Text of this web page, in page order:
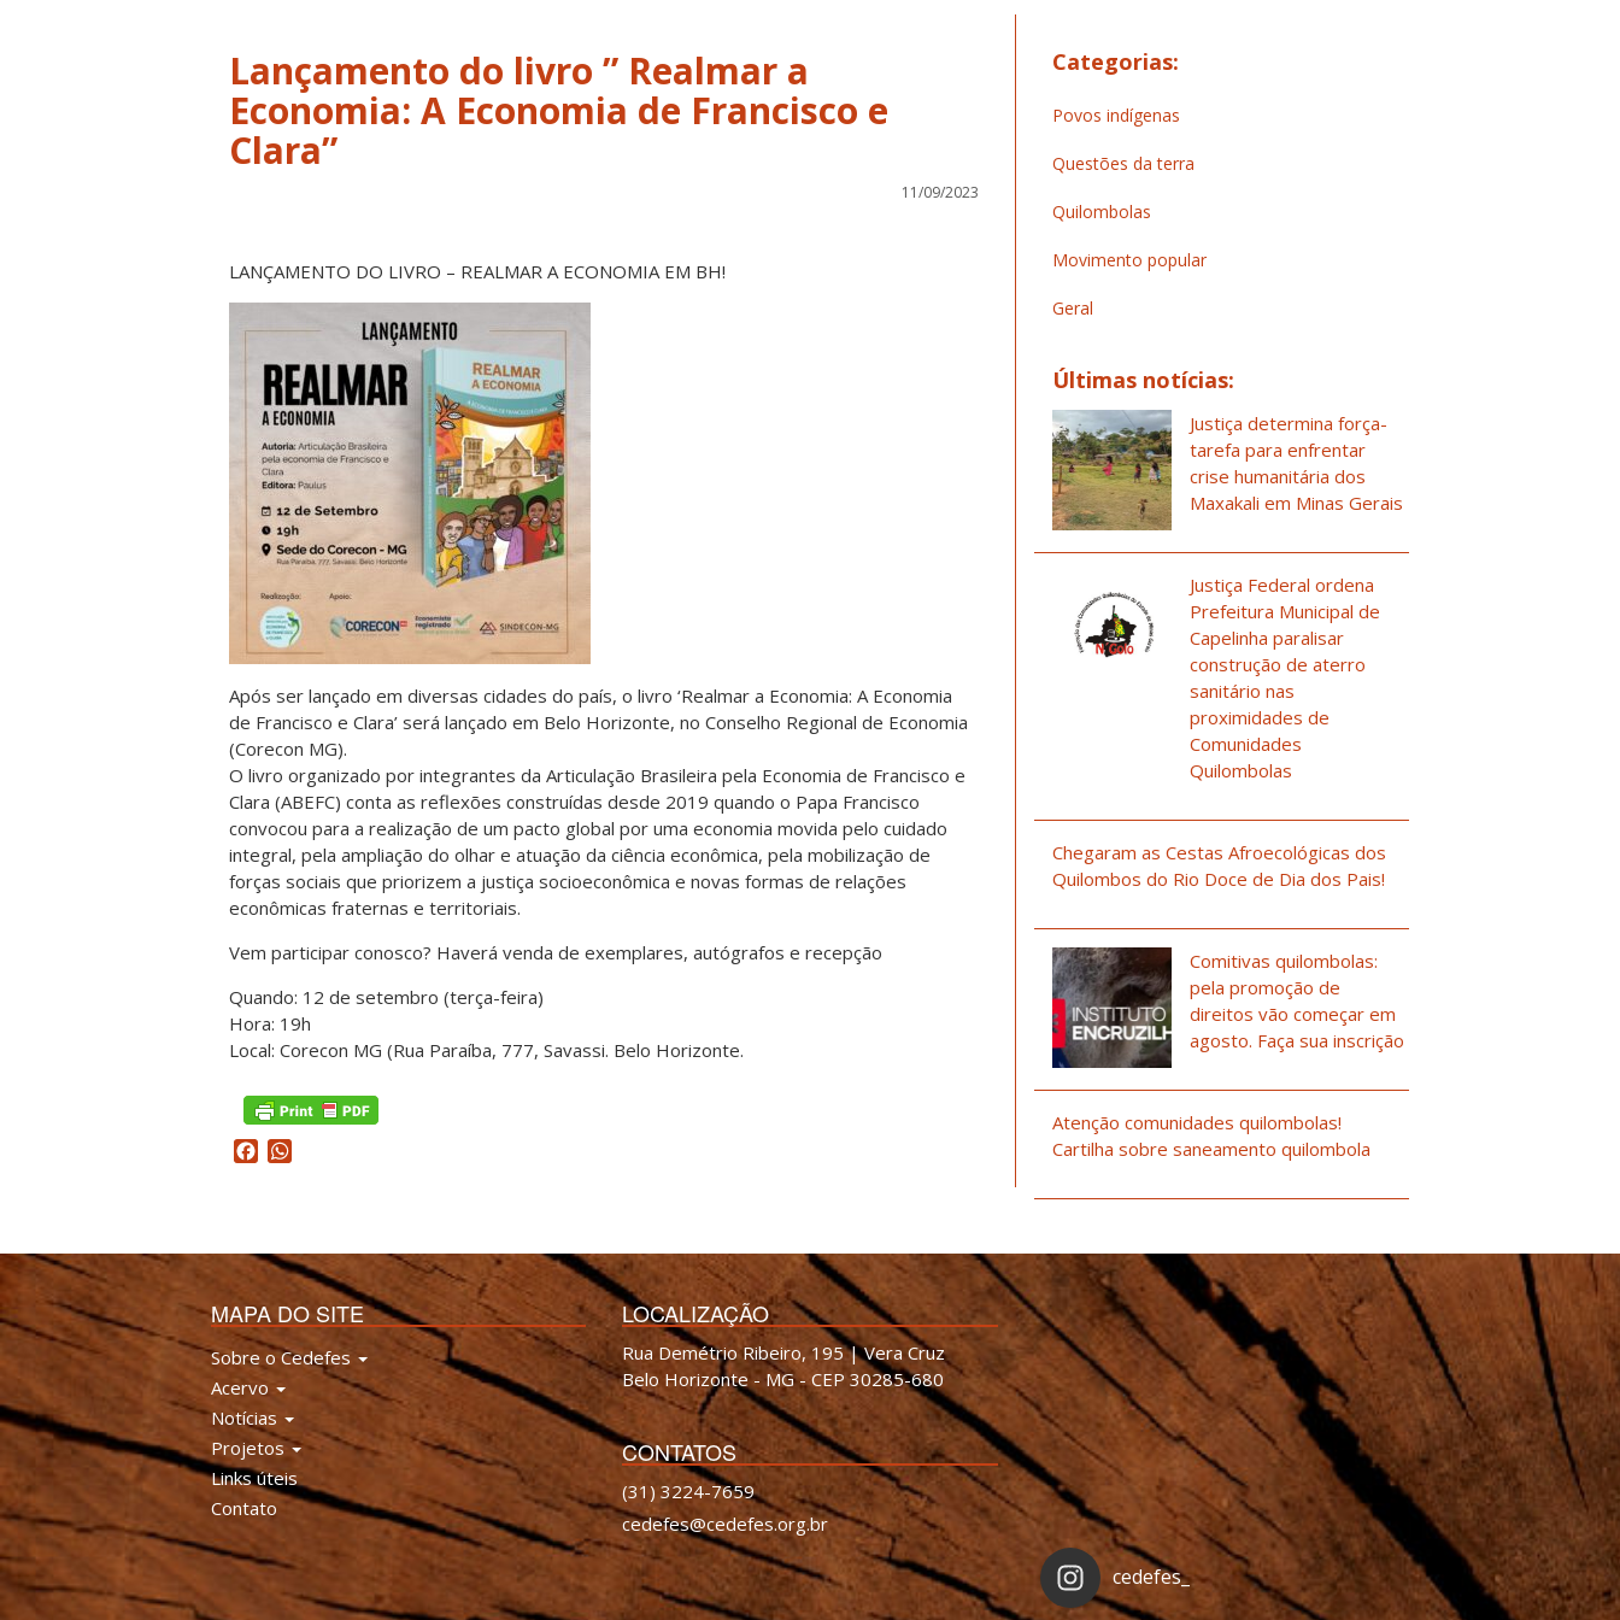
Lançamento do livro ” Realmar a
Economia: A Economia de Francisco e
Clara”
11/09/2023
LANÇAMENTO DO LIVRO – REALMAR A ECONOMIA EM BH!
Após ser lançado em diversas cidades do país, o livro ‘Realmar a Economia: A Economia
de Francisco e Clara’ será lançado em Belo Horizonte, no Conselho Regional de Economia
(Corecon MG).
O livro organizado por integrantes da Articulação Brasileira pela Economia de Francisco e
Clara (ABEFC) conta as reflexões construídas desde 2019 quando o Papa Francisco
convocou para a realização de um pacto global por uma economia movida pelo cuidado
integral, pela ampliação do olhar e atuação da ciência econômica, pela mobilização de
forças sociais que priorizem a justiça socioeconômica e novas formas de relações
econômicas fraternas e territoriais.
Vem participar conosco? Haverá venda de exemplares, autógrafos e recepção
Quando: 12 de setembro (terça-feira)
Hora: 19h
Local: Corecon MG (Rua Paraíba, 777, Savassi. Belo Horizonte.
Facebook
Categorias:
Povos indígenas
Questões da terra
Quilombolas
Movimento popular
Geral
Últimas notícias:
Justiça determina força-
tarefa para enfrentar
crise humanitária dos
Maxakali em Minas Gerais
Justiça Federal ordena
Prefeitura Municipal de
Capelinha paralisar
construção de aterro
sanitário nas
proximidades de
Comunidades
Quilombolas
Chegaram as Cestas Afroecológicas dos
Quilombos do Rio Doce de Dia dos Pais!
Comitivas quilombolas:
pela promoção de
direitos vão começar em
agosto. Faça sua inscrição
Atenção comunidades quilombolas!
Cartilha sobre saneamento quilombola
MAPA DO SITE
Sobre o Cedefes
Acervo
Notícias
Projetos
Links úteis
Contato
LOCALIZAÇÃO
Rua Demétrio Ribeiro, 195 | Vera Cruz
Belo Horizonte - MG - CEP 30285-680
CONTATOS
(31) 3224-7659
cedefes@cedefes.org.br
cedefes_